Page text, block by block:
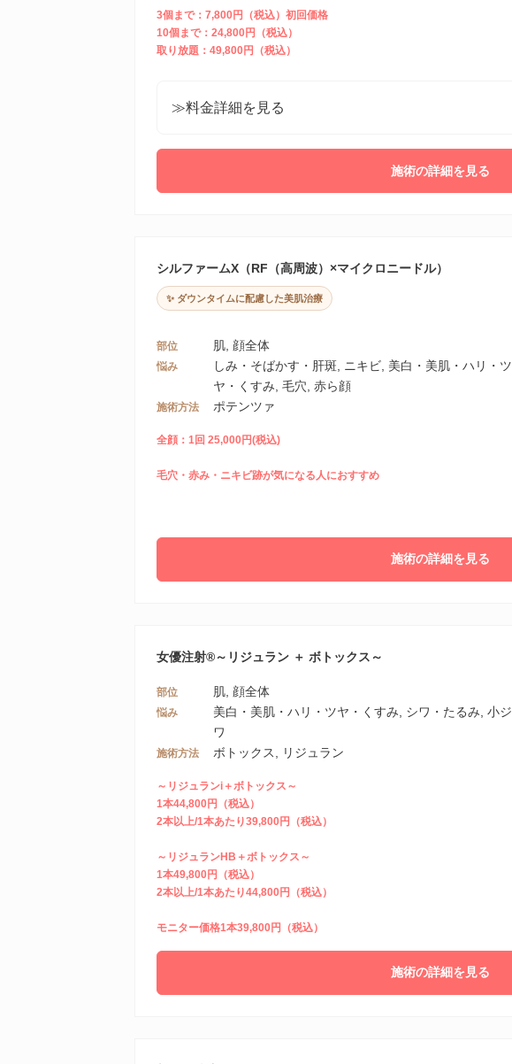
3個まで：7,800円（税込）初回価格
10個まで：24,800円（税込）
取り放題：49,800円（税込）
≫料金詳細を見る
施術の詳細を見る
シルファームX（RF（高周波）×マイクロニードル）
✨ ダウンタイムに配慮した美肌治療
部位 肌, 顔全体
悩み
しみ・そばかす・肝斑, ニキビ, 美白・美肌・ハリ・ツ
ヤ・くすみ, 毛穴, 赤ら顔
施術方法 ポテンツァ
全顔：1回 25,000円(税込)
毛穴・赤み・ニキビ跡が気になる人におすすめ
施術の詳細を見る
女優注射®～リジュラン ＋ ボトックス～
部位 肌, 顔全体
悩み
美白・美肌・ハリ・ツヤ・くすみ, シワ・たるみ, 小ジ
ワ
施術方法 ボトックス, リジュラン
～リジュランi＋ボトックス～
1本44,800円（税込）
2本以上/1本あたり39,800円（税込）
～リジュランHB＋ボトックス～
1本49,800円（税込）
2本以上/1本あたり44,800円（税込）
モニター価格1本39,800円（税込）
施術の詳細を見る